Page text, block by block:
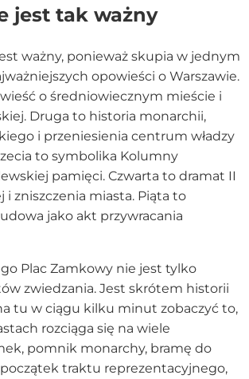
jest tak ważny
ważny, ponieważ skupia w jednym
opowieści o Warszawie.
o średniowiecznym mieście i
Druga to historia monarchii,
i przeniesienia centrum władzy
to symbolika Kolumny
pamięci. Czwarta to dramat II
i zniszczenia miasta. Piąta to
jako akt przywracania
Plac Zamkowy nie jest tylko
zwiedzania. Jest skrótem historii
tu w ciągu kilku minut zobaczyć to,
rozciąga się na wiele
pomnik monarchy, bramę do
traktu reprezentacyjnego,